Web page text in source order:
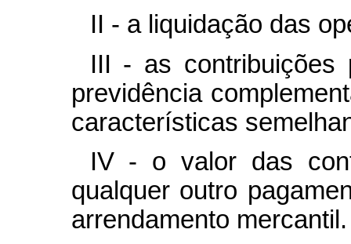
II - a liquidação das
III - as contribuições
previdência
características
IV - o valor das
qualquer outro
arrendamento mercantil.